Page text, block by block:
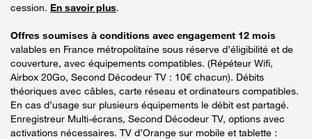
cession. En savoir plus.
Offres soumises à conditions avec engagement 12 mois
valables en France métropolitaine sous réserve d’éligibilité et de
couverture, avec équipements compatibles. (Répéteur Wifi,
Airbox 20Go, Second Décodeur TV : 10€ chacun). Débits
théoriques avec câbles, carte réseau et ordinateurs compatibles.
En cas d’usage sur plusieurs équipements le débit est partagé.
Enregistreur Multi-écrans, Second Décodeur TV, options avec
activations nécessaires. TV d’Orange sur mobile et tablette :